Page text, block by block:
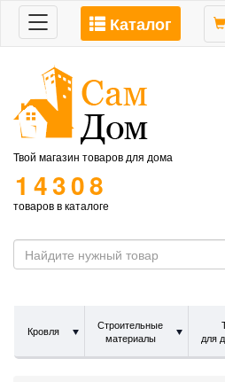
Toggle
navigation
Каталог
Твой магазин товаров для дома
14308
товаров в каталоге
Кровля
Строительные
материалы
для